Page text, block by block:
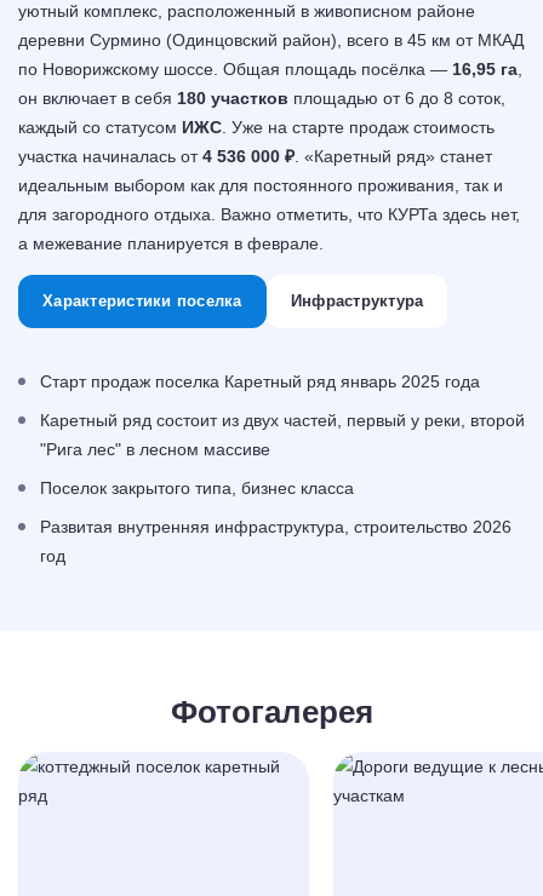
уютный комплекс, расположенный в живописном районе
деревни Сурмино (Одинцовский район), всего в 45 км от МКАД
по Новорижскому шоссе. Общая площадь посёлка — 16,95 га,
он включает в себя 180 участков площадью от 6 до 8 соток,
каждый со статусом ИЖС. Уже на старте продаж стоимость
участка начиналась от4 536 000 ₽. «Каретный ряд» станет
идеальным выбором как для постоянного проживания, так и
для загородного отдыха. Важно отметить, что КУРТа здесь нет,
а межевание планируется в феврале.
Характеристики поселка Инфраструктура
Старт продаж поселка Каретный ряд январь 2025 года
Каретный ряд состоит из двух частей, первый у реки, второй
"Рига лес" в лесном массиве
Поселок закрытого типа, бизнес класса
Развитая внутренняя инфраструктура, строительство 2026
год
Фотогалерея